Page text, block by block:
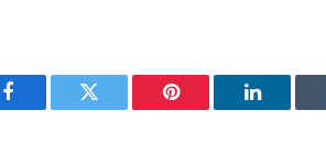
Facebook Twitter Pinterest LinkedIn